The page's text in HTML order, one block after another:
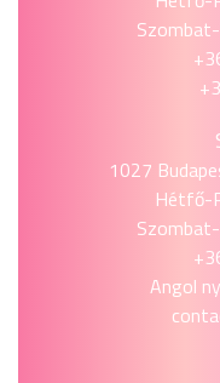
1027
Hétfő-
Angol